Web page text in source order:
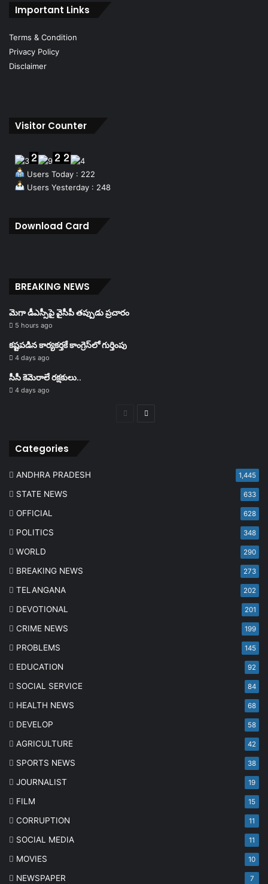
Important Links
Terms & Condition
Privacy Policy
Disclaimer
Visitor Counter
Users Today : 222
Users Yesterday : 248
Download Card
BREAKING NEWS
మెగా డీఎస్సీపై వైసీపీ తప్పుడు ప్రచారం
5 hours ago
కష్టపడిన కార్యకర్తకే కాంగ్రెస్‌లో గుర్తింపు
4 days ago
సీసీ కెమెరాలే రక్షకులు..
4 days ago
PreviousNext
Categories
ANDHRA PRADESH 1,445
STATE NEWS 633
OFFICIAL 628
POLITICS 348
WORLD 290
BREAKING NEWS 273
TELANGANA 202
DEVOTIONAL 201
CRIME NEWS 199
PROBLEMS 145
EDUCATION 92
SOCIAL SERVICE 84
HEALTH NEWS 68
DEVELOP 58
AGRICULTURE 42
SPORTS NEWS 38
JOURNALIST 19
FILM 15
CORRUPTION 11
SOCIAL MEDIA 11
MOVIES 10
NEWSPAPER 7